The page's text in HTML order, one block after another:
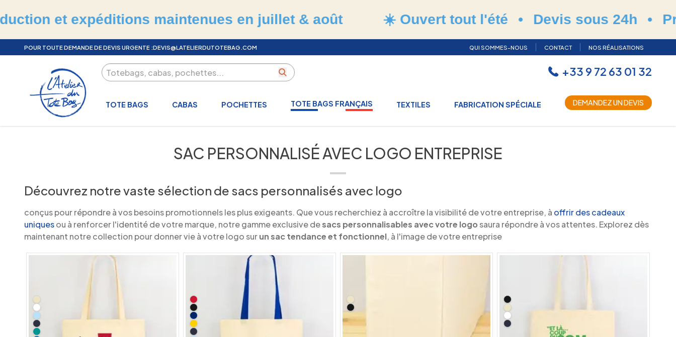
expéditions maintenues en juillet & août ☀️ Ouvert tout l'été • Devis sous 24h •
POUR TOUTE DEMANDE DE DEVIS URGENTE :DEVIS@LATELIERDUTOTEBAG.COM QUI SOMMES-NOUS CONTACT NOS RÉALISATIONS
+33 9 72 63 01 32
TOTE BAGS CABAS POCHETTES TOTE BAGS FRANÇAIS TEXTILES FABRICATION SPÉCIALE DEMANDEZ UN DEVIS
SAC PERSONNALISÉ AVEC LOGO ENTREPRISE
Découvrez notre vaste sélection de sacs personnalisés avec logo
conçus pour répondre à vos besoins promotionnels les plus exigeants. Que vous recherchiez à accroître la visibilité de votre entreprise, à offrir des cadeaux
uniquesou à renforcer l'identité de votre marque, notre gamme exclusive desacs personnalisables avec votre logosaura répondre à vos attentes. Explorez dès
maintenant notre collection pour donner vie à votre logo surun sac tendance et fonctionnel, à l'image de votre entreprise